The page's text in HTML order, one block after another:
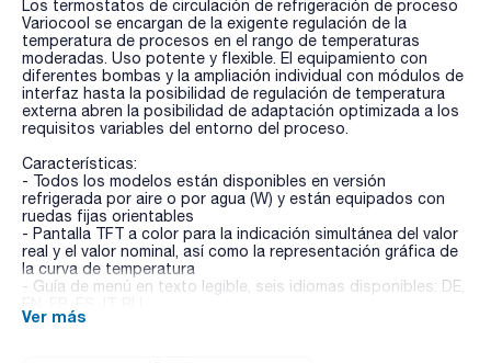
Los termostatos de circulación de refrigeración de proceso
Variocool se encargan de la exigente regulación de la
temperatura de procesos en el rango de temperaturas
moderadas. Uso potente y flexible. El equipamiento con
diferentes bombas y la ampliación individual con módulos de
interfaz hasta la posibilidad de regulación de temperatura
externa abren la posibilidad de adaptación optimizada a los
requisitos variables del entorno del proceso.
Características:
- Todos los modelos están disponibles en versión
refrigerada por aire o por agua (W) y están equipados con
ruedas fijas orientables
- Pantalla TFT a color para la indicación simultánea del valor
real y el valor nominal, así como la representación gráfica de
la curva de temperatura
- Guía de menú en texto legible, seis idiomas disponibles: DE,
- Derivación ajustable para la limitación de presión (indicador
Ver más